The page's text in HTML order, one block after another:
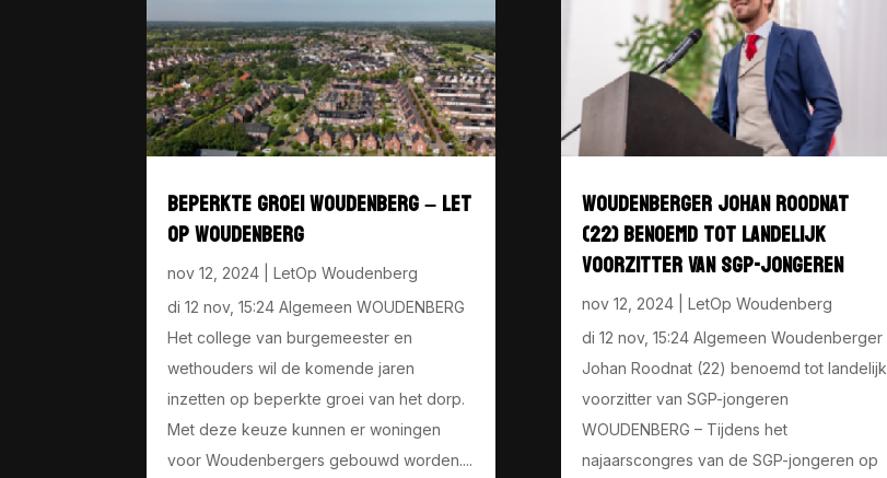
BEPERKTE GROEI WOUDENBERG – LET
OP WOUDENBERG
nov 12, 2024
LetOp Woudenberg
di 12 nov, 15:24 Algemeen WOUDENBERG
Het college van burgemeester en
wethouders wil de komende jaren
inzetten op beperkte groei van het dorp.
Met deze keuze kunnen er woningen
voor Woudenbergers gebouwd worden....
WOUDENBERGER JOHAN ROODNAT
(22) BENOEMD TOT LANDELIJK
VOORZITTER VAN SGP-JONGEREN
nov 12, 2024|
LetOp Woudenberg
di 12 nov, 15:24 Algemeen Woudenberger
Johan Roodnat (22) benoemd tot landelijk
voorzitter van SGP-jongeren
WOUDENBERG – Tijdens het
najaarscongres van de SGP-jongeren op